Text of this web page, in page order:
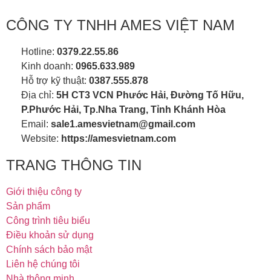
CÔNG TY TNHH AMES VIỆT NAM
Hotline: 0379.22.55.86
Kinh doanh: 0965.633.989
Hỗ trợ kỹ thuật: 0387.555.878
Địa chỉ: 5H CT3 VCN Phước Hải, Đường Tố Hữu,
P.Phước Hải, Tp.Nha Trang, Tỉnh Khánh Hòa
Email: sale1.amesvietnam@gmail.com
Website: https://amesvietnam.com
TRANG THÔNG TIN
Giới thiệu công ty
Sản phẩm
Công trình tiêu biểu
Điều khoản sử dụng
Chính sách bảo mật
Liên hệ chúng tôi